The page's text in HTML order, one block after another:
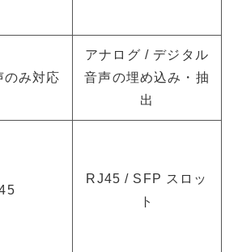
のみ対応
アナログ / デジタル
音声の埋め込み・抽
出
RJ45 / SFP スロッ
ト